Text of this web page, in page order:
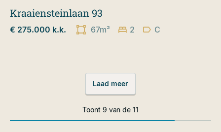
Kraaiensteinlaan 93
€ 275.000 k.k. 67m² 2 C
Laad meer
Toont 9 van de11